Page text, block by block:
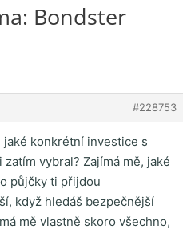
Bondster
#228753
jaké konkrétní investice s
vybral? Zajímá mě, jaké
půjčky ti přijdou
když hledáš bezpečnější
mě vlastně skoro všechno,